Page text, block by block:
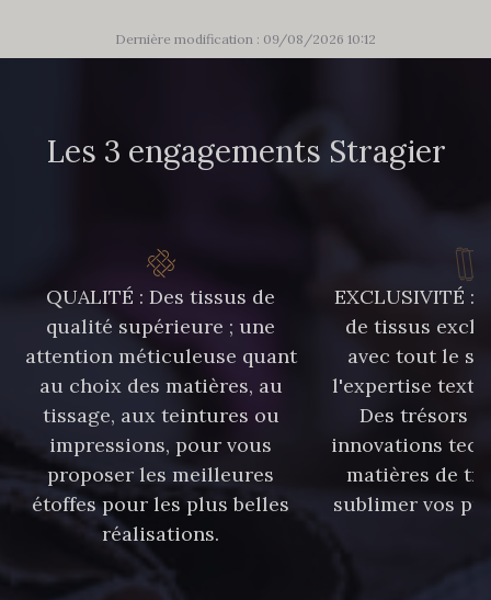
Dernière modification : 09/08/2026 10:12
Les 3 engagements Stragier
QUALITÉ : Des tissus de
qualité supérieure ; une
attention méticuleuse quant
au choix des matières, au
tissage, aux teintures ou
impressions, pour vous
proposer les meilleures
étoffes pour les plus belles
réalisations.
EXCLUSIVITÉ :
de tissus
avec tout le
l'expertise
Des trésors
innovations
matières de
sublimer vos